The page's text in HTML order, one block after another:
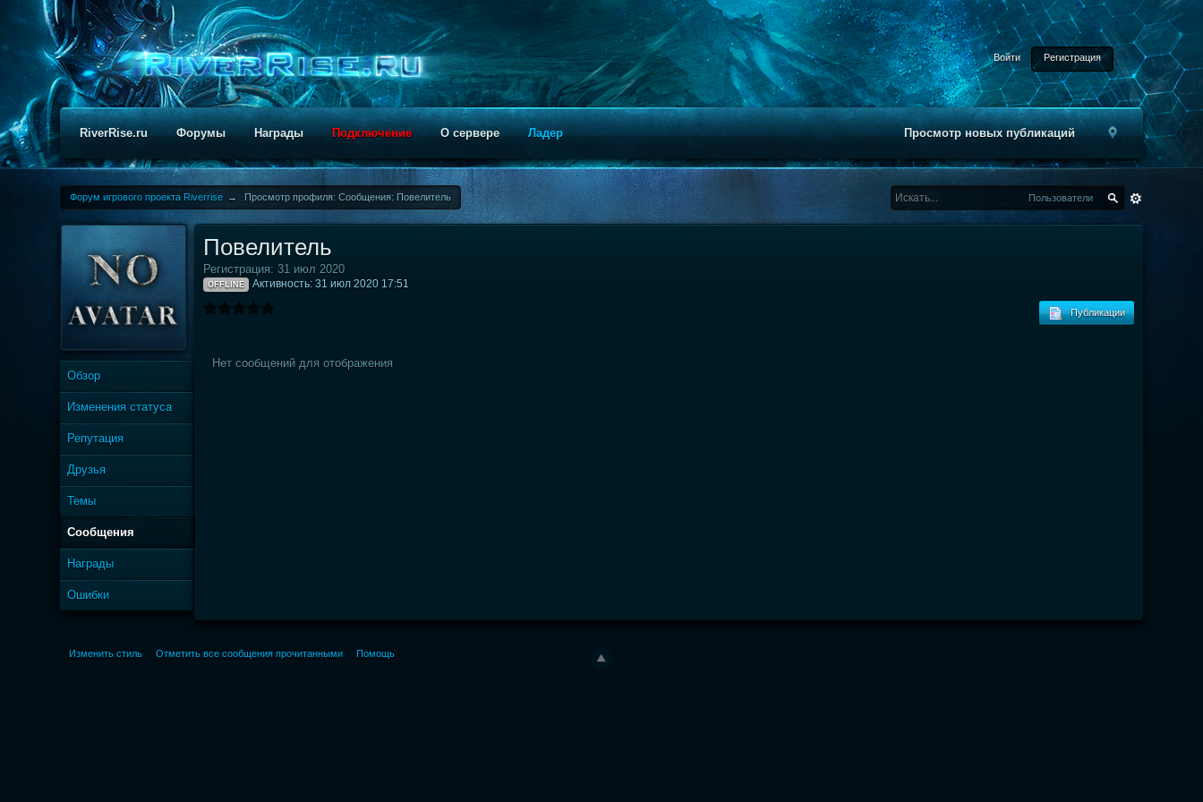
Войти Регистрация
Просмотр новых публикаций
RiverRise.ru Форумы Награды Подключение О сервере Ладер
Форум игрового проекта Riverrise → Просмотр профиля: Сообщения: Повелитель Пользователи
Обзор
Изменения статуса
Репутация
Друзья
Темы
Сообщения
Награды
Ошибки
Повелитель
Регистрация: 31 июл 2020
OFFLINE Активность: 31 июл 2020 17:51
Публикации
Нет сообщений для отображения
Изменить стиль Отметить все сообщения прочитанными Помощь